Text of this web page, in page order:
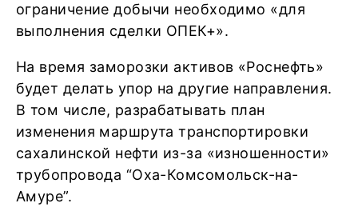
ограничение добычи необходимо «для
выполнения сделки ОПЕК+».
На время заморозки активов «Роснефть»
будет делать упор на другие направления.
В том числе, разрабатывать план
изменения маршрута транспортировки
сахалинской нефти из-за «изношенности»
трубопровода “Оха-Комсомольск-на-
Амуре”.